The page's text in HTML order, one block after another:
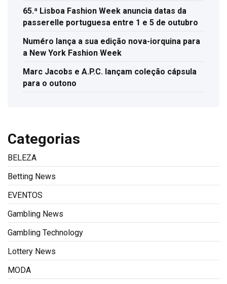
65.ª Lisboa Fashion Week anuncia datas da
passerelle portuguesa entre 1 e 5 de outubro
Numéro lança a sua edição nova-iorquina para
a New York Fashion Week
Marc Jacobs e A.P.C. lançam coleção cápsula
para o outono
Categorias
BELEZA
Betting News
EVENTOS
Gambling News
Gambling Technology
Lottery News
MODA